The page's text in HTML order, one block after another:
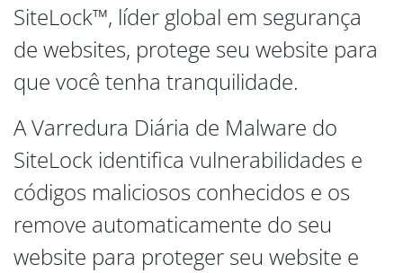
SiteLock™, líder global em segurança
de websites, protege seu website para
que você tenha tranquilidade.
A Varredura Diária de Malware do
SiteLock identifica vulnerabilidades e
códigos maliciosos conhecidos e os
remove automaticamente do seu
website para proteger seu website e